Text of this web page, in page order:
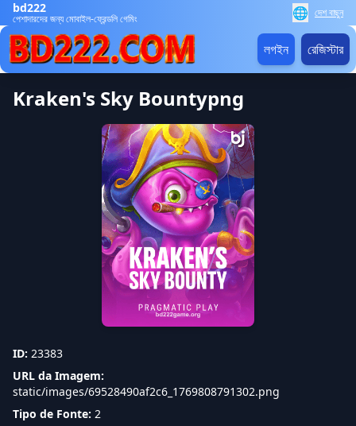
bd222
পেশাদারদের জন্য মোবাইল-ফ্রেন্ডলি গেমিং 🌐 দেশ বাছুন
লগইন রেজিস্টার
Kraken's Sky Bountypng
ID: 23383
URL da Imagem:
static/images/69528490af2c6_1769808791302.png
Tipo de Fonte: 2